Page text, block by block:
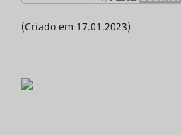
(Criado em 17.01.2023)